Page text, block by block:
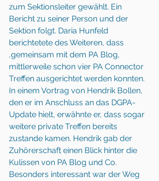
zum Sektionsleiter gewählt. Ein
Bericht zu seiner Person und der
Sektion folgt. Daria Hunfeld
berichtetete des Weiteren, dass
,gemeinsam mit dem PA Blog,
mittlerweile schon vier PA Connector
Treffen ausgerichtet werden konnten.
In einem Vortrag von Hendrik Bollen,
den er im Anschluss an das DGPA-
Update hielt, erwähnte er, dass sogar
weitere private Treffen bereits
zustande kamen. Hendrik gab der
Zuhörerschaft einen Blick hinter die
Kulissen von PA Blog und Co.
Besonders interessant war der Weg